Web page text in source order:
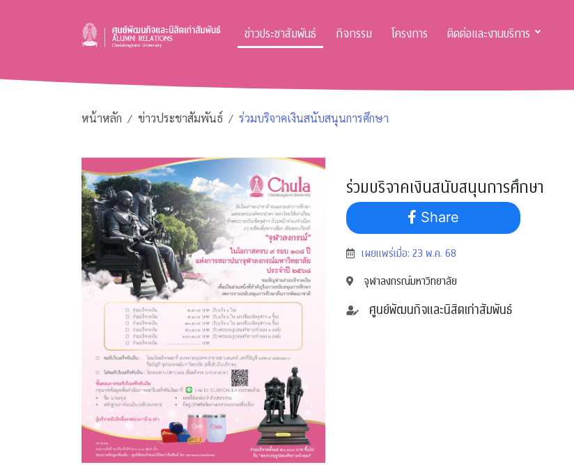
ข่าวประชาสัมพันธ์ กิจกรรม โครงการ ติดต่อและงานบริการ
หน้าหลัก ข่าวประชาสัมพันธ์ ร่วมบริจาคเงินสนับสนุนการศึกษา
ร่วมบริจาคเงินสนับสนุนการศึกษา
Share
เผยแพร่เมื่อ: 23 พ.ค. 68
จุฬาลงกรณ์มหาวิทยาลัย
ศูนย์พัฒนกิจและนิสิตเก่าสัมพันธ์